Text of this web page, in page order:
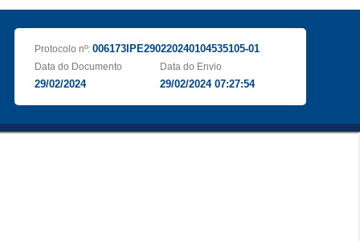
Protocolo nº: 006173IPE290220240104535105-01
Data do Documento
29/02/2024
Data do Envio
29/02/2024 07:27:54